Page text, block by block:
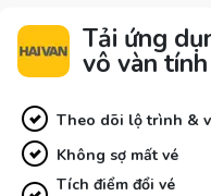
Tải ứng
vô vàn
Theo dõi lộ trình &
Không sợ mất vé
Tích điểm đổi vé